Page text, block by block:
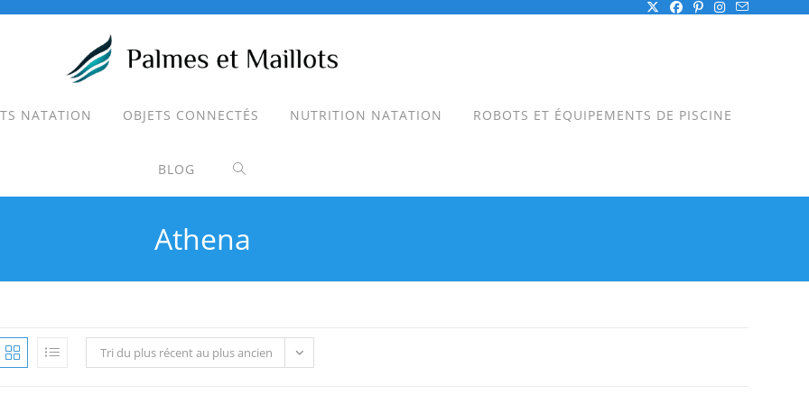
NATATION OBJETS CONNECTÉS NUTRITION NATATION ROBOTS ET ÉQUIPEMENTS DE PISCINE
BLOG TOGGLE
Athena
Tri du plus récent au plus ancien